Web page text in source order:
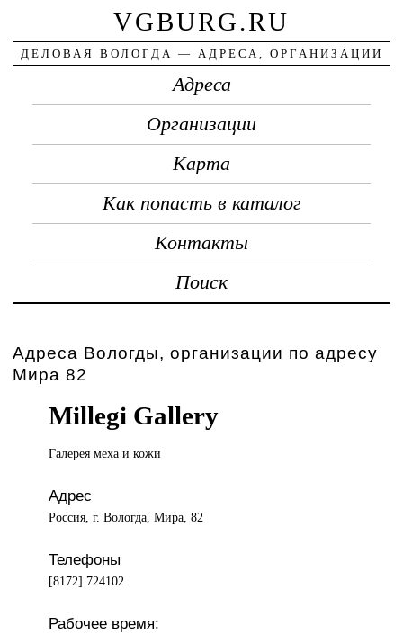
VGBURG.RU
ДЕЛОВАЯ ВОЛОГДА — АДРЕСА, ОРГАНИЗАЦИИ
Адреса
Организации
Карта
Как попасть в каталог
Контакты
Поиск
Адреса Вологды, организации по адресу
Мира 82
Millegi Gallery
Галерея мехаи кожи
Адрес
Россия, г. Вологда, Мира, 82
Телефоны
[8172] 724102
Рабочее время: